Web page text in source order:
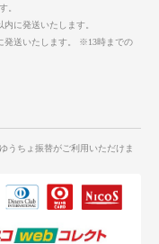
。
に発送いたします。
発送いたします。 ※13時までの
うちょ振替がご利用いただけま